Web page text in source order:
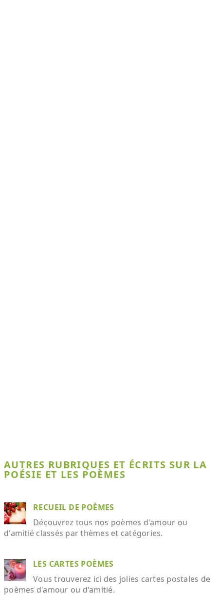
AUTRES RUBRIQUES ET ÉCRITS SUR LA
POÉSIE ET LES POÈMES
RECUEIL DE POÈMES
Découvrez tous nos poèmes d'amour ou
d'amitié classés par thèmes et catégories.
LES CARTES POÈMES
Vous trouverez ici des jolies cartes postales de
poèmes d'amour ou d'amitié.